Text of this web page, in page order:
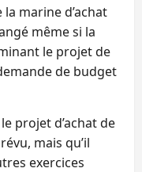
marine d’achat
même si la
le projet de
de budget
projet d’achat de
mais qu’il
exercices